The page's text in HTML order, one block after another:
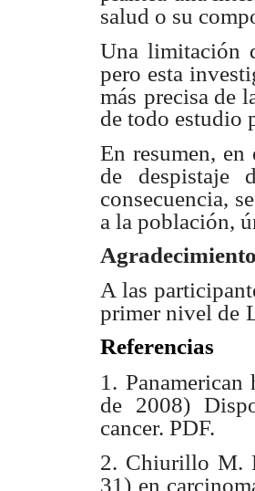
salud o su
Una limitación
pero esta
más precisa de
de todo estudio
En resumen,
de despistaje
consecuencia,
a la población,
Agradecimiento
A las
primer nivel de
Referencias
1.
de 2008)
cancer. PDF.
2. Chiurillo M.
31) en